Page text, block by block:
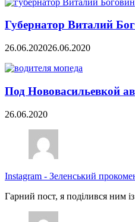
Губернатор Виталий
26.06.202026.06.2020
Под Нововасильевкой
26.06.2020
Instagram - Зеленський
Гарний пост, я поділився ним